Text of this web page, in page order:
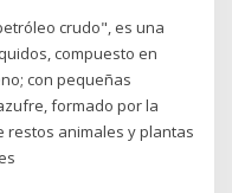
crudo", es una
compuesto en
con pequeñas
formado por la
restos animales y plantas